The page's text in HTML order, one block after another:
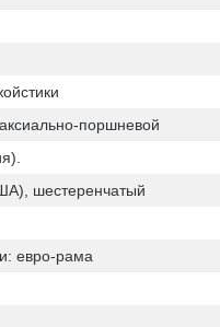
поршневой
шестеренчатый
евро-рама